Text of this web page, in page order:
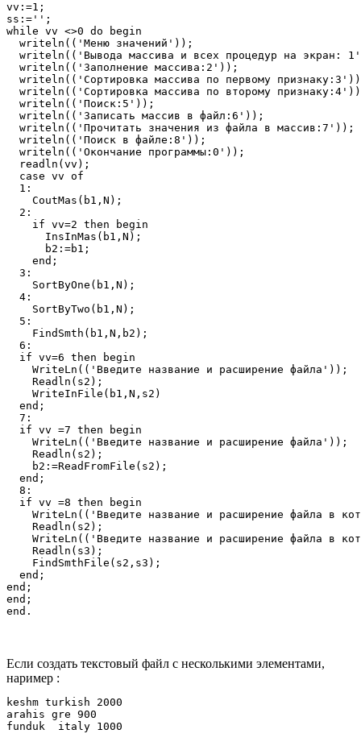
vv:=1;
ss:='';
while vv <>0 do begin
  writeln(('Меню значений'));
writeln(('Вывода массива и всех процедур на экран:
  writeln(('Заполнение массива:2'));
writeln(('Сортировка массива по первому
writeln(('Сортировка массива по второму
  writeln(('Поиск:5'));
  writeln(('Записать массив в файл:6'));
  writeln(('Прочитать значения из файла в массив:7'));
  writeln(('Поиск в файле:8'));
  writeln(('Окончание программы:0'));
  readln(vv);
  case vv of
  1:
    CoutMas(b1,N);
  2:
    if vv=2 then begin
      InsInMas(b1,N);
      b2:=b1;
    end;
  3:
    SortByOne(b1,N);
  4:
    SortByTwo(b1,N);
  5:
    FindSmth(b1,N,b2);
  6:
  if vv=6 then begin
    WriteLn(('Введите название и расширение файла'));
    Readln(s2);
    WriteInFile(b1,N,s2)
  end;
  7:
  if vv =7 then begin
    WriteLn(('Введите название и расширение файла'));
    Readln(s2);
    b2:=ReadFromFile(s2);
  end;
  8:
  if vv =8 then begin
WriteLn(('Введите название и расширение файла в
    Readln(s2);
WriteLn(('Введите название и расширение файла в
    Readln(s3);
    FindSmthFile(s2,s3);
  end;
end;
end;
end.
Если создать текстовый файл с несколькими элементами,
наример :
keshm turkish 2000
arahis gre 900
funduk  italy 1000